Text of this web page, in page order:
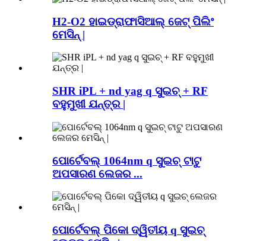
H2-O2 ହାଇଡ୍ରାଫାସିଆଲ୍ ଜେଟ୍ ପିଲିଂ
ମେସିନ୍ |
SHR iPL + nd yag q ସୁଇଚ୍ + RF
ବହୁମୁଖୀ ଯନ୍ତ୍ର |
ପୋର୍ଟେବଲ୍ 1064nm q ସୁଇଚ୍ ଟାଟୁ
ଅପସାରଣ ଲେଜର ...
ପୋର୍ଟେବଲ୍ ପିକୋ ଦ୍ୱିତୀୟ q ସୁଇଚ୍